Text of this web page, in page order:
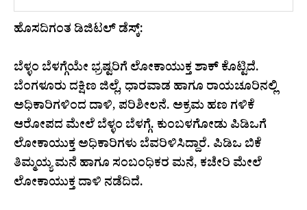
ಹೊಸದಿಗಂತ ಡಿಜಿಟಲ್‌ ಡೆಸ್ಕ್‌:
ಬೆಳ್ಳಂ ಬೆಳಗ್ಗೆಯೇ ಭ್ರಷ್ಟರಿಗೆ ಲೋಕಾಯುಕ್ತ ಶಾಕ್ ಕೊಟ್ಟಿದೆ.​​
ಬೆಂಗಳೂರು ದಕ್ಷಿಣ ಜಿಲ್ಲೆ, ಧಾರವಾಡ ಹಾಗೂ ರಾಯಚೂರಿನಲ್ಲಿ
ಅಧಿಕಾರಿಗಳಿಂದ ದಾಳಿ, ಪರಿಶೀಲನೆ. ಅಕ್ರಮ ಹಣ ಗಳಿಕೆ
ಆರೋಪದ ಮೇಲೆ ಬೆಳ್ಳಂ ಬೆಳಗ್ಗೆ. ಕುಂಬಳಗೋಡು ಪಿಡಿಒಗೆ
ಲೋಕಾಯುಕ್ತ ಅಧಿಕಾರಿಗಳು ಬೆವರಿಳಿಸಿದ್ದಾರೆ. ಪಿಡಿಒ ಬಿಕೆ
ತಿಮ್ಮಯ್ಯ ಮನೆ ಹಾಗೂ ಸಂಬಂಧಿಕರ ಮನೆ, ಕಚೇರಿ ಮೇಲೆ
ಲೋಕಾಯುಕ್ತ ದಾಳಿ ನಡೆದಿದೆ.